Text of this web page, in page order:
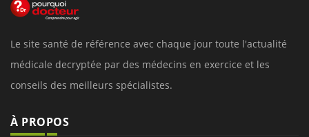
Le site santé de référence avec chaque jour toute l'actualité
médicale decryptée par des médecins en exercice et les
conseils des meilleurs spécialistes.
À PROPOS